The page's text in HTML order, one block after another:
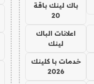
باك لينك باقة
20
اعلانات الباك
لينك
خدمات با كلينك
2026